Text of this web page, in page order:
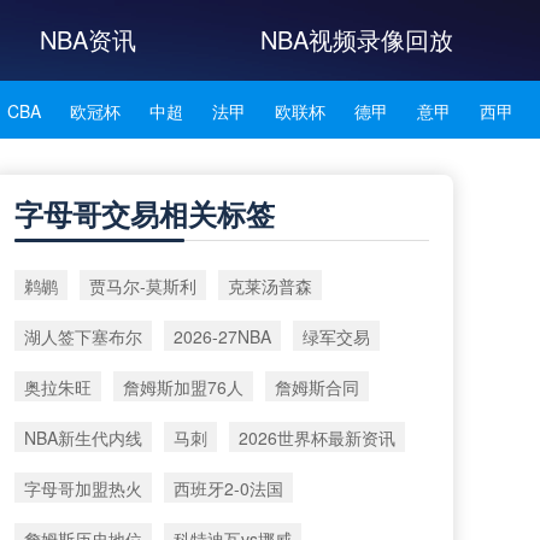
NBA资讯 NBA视频录像回放
CBA 欧冠杯 中超 法甲 欧联杯 德甲 意甲 西甲
NBA湖人 NBA赛程 NBA科比
NBA资讯
字母哥交易相关标签
鹈鹕 贾马尔‑莫斯利 克莱汤普森
湖人签下塞布尔 2026-27NBA 绿军交易
奥拉朱旺 詹姆斯加盟76人 詹姆斯合同
NBA新生代内线 马刺 2026世界杯最新资讯
字母哥加盟热火 西班牙2-0法国